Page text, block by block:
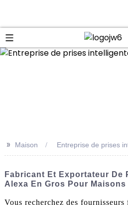
>> Maison Entreprise de prises
Fabricant Et Exportateur De
Alexa En Gros Pour
Vous recherchez des fournisseurs